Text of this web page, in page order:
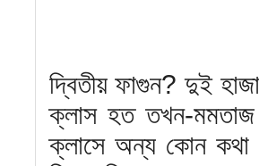
দ্বিতীয় ফাগুন? দুই
ক্লাস হত তখন-মমতাজ
ক্লাসে অন্য কোন কথা